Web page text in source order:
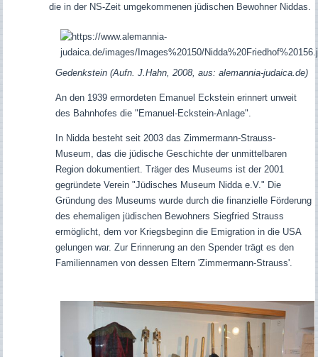
die in der NS-Zeit umgekommenen jüdischen Bewohner Niddas.
Gedenkstein (Aufn. J.Hahn, 2008, aus: alemannia-judaica.de)
An den 1939 ermordeten Emanuel Eckstein erinnert unweit
des Bahnhofes die "Emanuel-Eckstein-Anlage".
In Nidda besteht seit 2003 das Zimmermann-Strauss-
Museum, das die jüdische Geschichte der unmittelbaren
Region dokumentiert. Träger des Museums ist der 2001
gegründete Verein "Jüdisches Museum Nidda e.V." Die
Gründung des Museums wurde durch die finanzielle Förderung
des ehemaligen jüdischen Bewohners Siegfried Strauss
ermöglicht, dem vor Kriegsbeginn die Emigration in die USA
gelungen war. Zur Erinnerung an den Spender trägt es den
Familiennamen von dessen Eltern 'Zimmermann-Strauss'.